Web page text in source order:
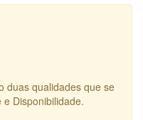
duas qualidades que se
Disponibilidade.